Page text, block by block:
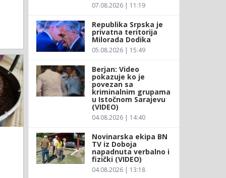
07.08.2026 | 11:19
Republika Srpska je
privatna teritorija
Milorada Dodika
05.08.2026 | 15:49
Berjan: Video
pokazuje ko je
povezan sa
kriminalnim grupama
u Istočnom Sarajevu
(VIDEO)
04.08.2026 | 14:40
Novinarska ekipa BN
TV iz Doboja
napadnuta verbalno i
fizički (VIDEO)
04.08.2026 | 13:18